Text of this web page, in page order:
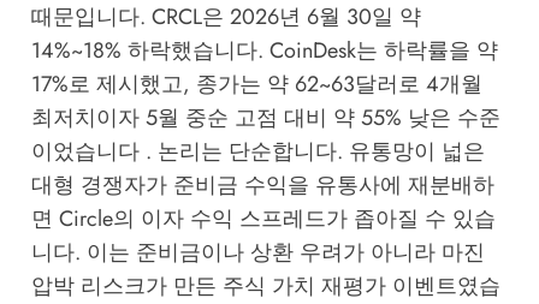
때문입니다. CRCL은 2026년 6월 30일 약
14%~18% 하락했습니다. CoinDesk는 하락률을 약
17%로 제시했고, 종가는 약 62~63달러로 4개월
최저치이자 5월 중순 고점 대비 약 55% 낮은 수준
이었습니다 . 논리는 단순합니다. 유통망이 넓은
대형 경쟁자가 준비금 수익을 유통사에 재분배하
면 Circle의 이자 수익 스프레드가 좁아질 수 있습
니다. 이는 준비금이나 상환 우려가 아니라 마진
압박 리스크가 만든 주식 가치 재평가 이벤트였습